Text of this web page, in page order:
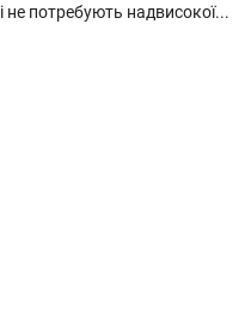
не потребують надвисокої...